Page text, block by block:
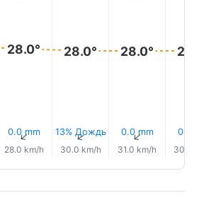
28.0°
0.0 mm
↑
28.0 km/h
28.0°
13% Дождь
↑
30.0 km/h
28.0°
0.0 mm
↑
31.0 km/h
0.0
30.0